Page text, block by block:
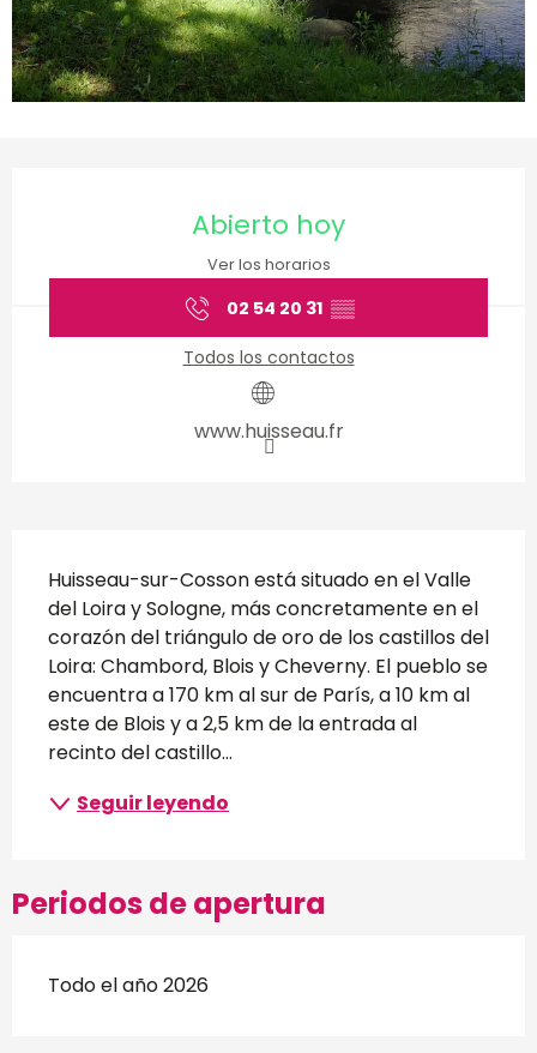
Abierto hoy
Ver los horarios
02 54 20 31 ▒▒
Todos los contactos
www.huisseau.fr
Descripción
Huisseau-sur-Cosson está situado en el Valle
del Loira y Sologne, más concretamente en el
corazón del triángulo de oro de los castillos del
Loira: Chambord, Blois y Cheverny. El pueblo se
encuentra a 170 km al sur de París, a 10 km al
este de Blois y a 2,5 km de la entrada al
recinto del castillo...
Seguir leyendo
Periodos de apertura
Todo el año 2026